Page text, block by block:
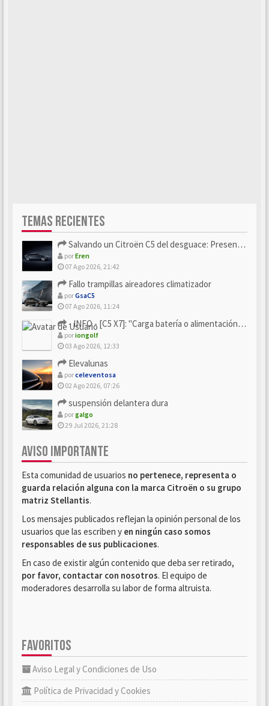
TEMAS RECIENTES
Salvando un Citroën C5 del desguace: Presentación y seguimiento
porEren
07 Ago 2026, 21:42
Fallo trampillas aireadores climatizador
porGsaC5
07 Ago 2026, 11:24
- INFO - [C5 X7]: "Carga batería o alimentación eléctri...
poriongolf
03 Ago 2026, 12:33
Elevalunas
porceleventosa
02 Ago 2026, 07:26
suspensión delantera dura
porgalgo
29 Jul 2026, 21:28
AVISO IMPORTANTE
Esta comunidad de usuarios no pertenece, representa o
guarda relación alguna con la marca Citroën o su grupo
matriz Stellantis.
Los mensajes publicados reflejan la opinión personal de los
usuarios que las escriben y en ningún caso somos
responsables de sus publicaciones.
En caso de existir algún contenido que deba ser retirado,
por favor, contactar con nosotros. El equipo de
moderadores desarrolla su labor de forma altruista.
FAVORITOS
Aviso Legal y Condiciones de Uso
Política de Privacidad y Cookies